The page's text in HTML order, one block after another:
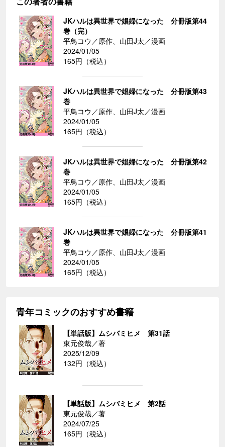
JKハルは異世界で娼婦になった 分冊版第44
巻（完）
平鳥コウ／原作、山田J太／漫画
2024/01/05
165円（税込）
JKハルは異世界で娼婦になった 分冊版第43
巻
平鳥コウ／原作、山田J太／漫画
2024/01/05
165円（税込）
JKハルは異世界で娼婦になった 分冊版第42
巻
平鳥コウ／原作、山田J太／漫画
2024/01/05
165円（税込）
JKハルは異世界で娼婦になった 分冊版第41
巻
平鳥コウ／原作、山田J太／漫画
2024/01/05
165円（税込）
青年コミックのおすすめ書籍
【単話版】ムシバミヒメ 第31話
東元俊哉／著
2025/12/09
132円（税込）
【単話版】ムシバミヒメ 第2話
東元俊哉／著
2024/07/25
165円（税込）